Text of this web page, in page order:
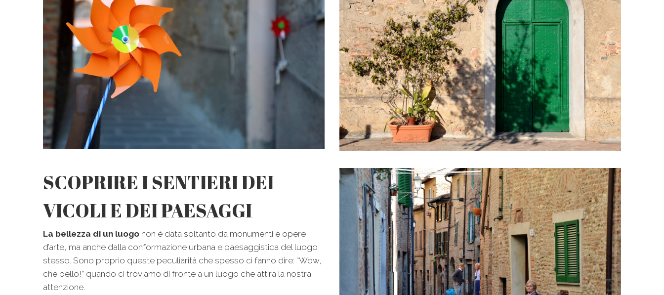
SCOPRIRE I SENTIERI DEI
VICOLI E DEI PAESAGGI
La bellezza di un luogo non è data soltanto da monumenti e opere
d’arte, ma anche dalla conformazione urbana e paesaggistica del luogo
stesso. Sono proprio queste peculiarità che spesso ci fanno dire: “Wow,
che bello!” quando ci troviamo di fronte a un luogo che attira la nostra
attenzione.